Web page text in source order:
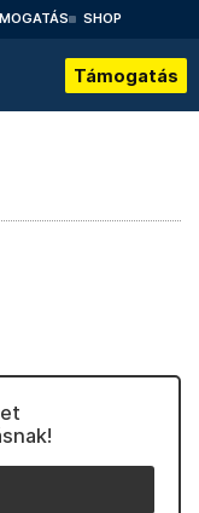
SHOP
Támogatás